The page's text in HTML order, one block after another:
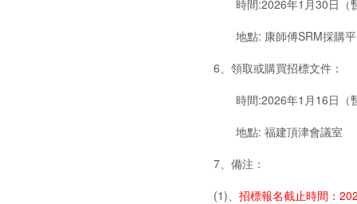
時間:2026年1月30日（
地點: 康師傅SRM採購平
6、領取或購買招標文件：
時間:2026年1月16日（
地點: 福建頂津會議室
7、備注：
(1)、 招標報名截止時間：